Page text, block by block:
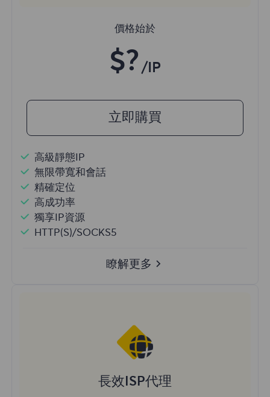
價格始於
$? /IP
立即購買
高級靜態IP
無限帶寬和會話
精確定位
高成功率
獨享IP資源
HTTP(S)/SOCKS5
瞭解更多
長效ISP代理